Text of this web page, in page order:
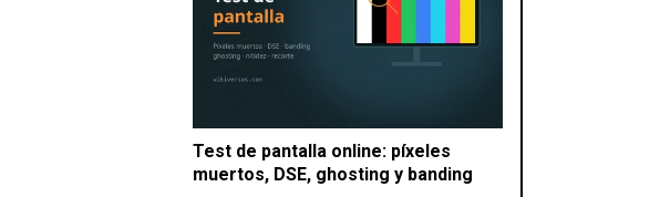
Test de pantalla online: píxeles
muertos, DSE, ghosting y banding